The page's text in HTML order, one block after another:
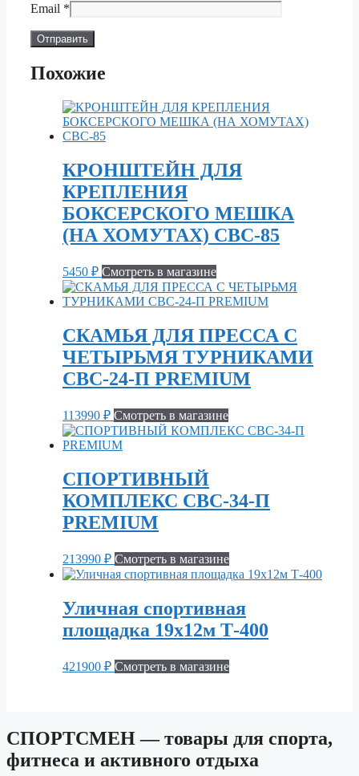
Email *
Похожие
КРОНШТЕЙН ДЛЯ
КРЕПЛЕНИЯ
БОКСЕРСКОГО МЕШКА
(НА ХОМУТАХ) СВС-85
5450 ₽ Смотреть в магазине
СКАМЬЯ ДЛЯ ПРЕССА С
ЧЕТЫРЬМЯ ТУРНИКАМИ
СВС-24-П PREMIUM
113990 ₽ Смотреть в магазине
СПОРТИВНЫЙ
КОМПЛЕКС СВС-34-П
PREMIUM
213990 ₽ Смотреть в магазине
Уличная спортивная
площадка 19х12м Т-400
421900 ₽ Смотреть в магазине
СПОРТСМЕН — товары для спорта,
фитнеса и активного отдыха